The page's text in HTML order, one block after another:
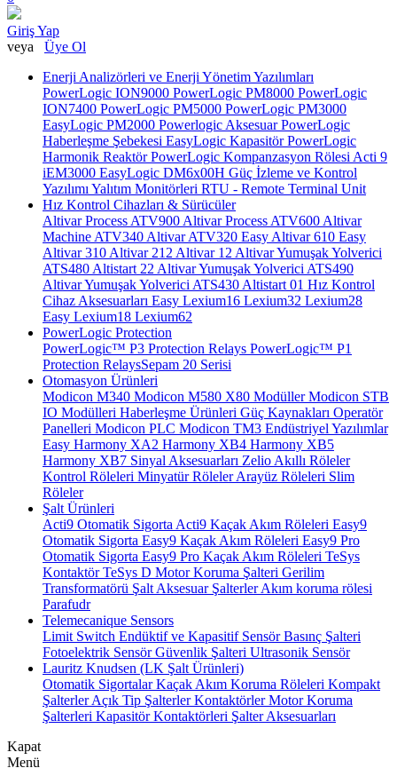
Giriş Yap
veya Üye Ol
Enerji Analizörleri ve Enerji Yönetim Yazılımları
PowerLogic ION9000 PowerLogic PM8000 PowerLogic
ION7400 PowerLogic PM5000 PowerLogic PM3000
EasyLogic PM2000 Powerlogic AksesuarPowerLogic
Haberleşme Şebekesi EasyLogic KapasitörPowerLogic
Harmonik ReaktörPowerLogic Kompanzasyon Rölesi Acti 9
iEM3000 EasyLogic DM6x00H Güç İzleme ve Kontrol
Yazılımı Yalıtım Monitörleri RTU - Remote Terminal Unit
Hız Kontrol Cihazları & Sürücüler
Altivar Process ATV900 Altivar Process ATV600 Altivar
Machine ATV340 Altivar ATV320 Easy Altivar 610 Easy
Altivar 310 Altivar 212 Altivar 12 Altivar Yumuşak Yolverici
ATS480 Altistart 22 Altivar Yumuşak Yolverici ATS490
Altivar Yumuşak Yolverici ATS430 Altistart 01 Hız Kontrol
Cihaz Aksesuarları Easy Lexium16 Lexium32 Lexium28
Easy Lexium18 Lexium62
PowerLogic Protection
PowerLogic™ P3 Protection Relays PowerLogic™ P1
Protection Relays​Sepam 20 Serisi
Otomasyon Ürünleri
Modicon M340 Modicon M580 X80 ModüllerModicon STB
IO Modülleri Haberleşme Ürünleri Güç Kaynakları Operatör
Panelleri Modicon PLC Modicon TM3 Endüstriyel Yazılımlar
Easy Harmony XA2 Harmony XB4 Harmony XB5
Harmony XB7 Sinyal Aksesuarları Zelio Akıllı Röleler
Kontrol Röleleri Minyatür RölelerArayüz Röleleri Slim
Röleler
Şalt Ürünleri
Acti9 Otomatik Sigorta Acti9 Kaçak Akım Röleleri Easy9
Otomatik Sigorta Easy9 Kaçak Akım Röleleri Easy9 Pro
Otomatik Sigorta Easy9 Pro Kaçak Akım Röleleri TeSys
KontaktörTeSys D Motor Koruma Şalteri Gerilim
Transformatörü Şalt Aksesuar ŞalterlerAkım koruma rölesi
Parafudr
Telemecanique Sensors
Limit Switch Endüktif ve Kapasitif SensörBasınç Şalteri
Fotoelektrik SensörGüvenlik Şalteri Ultrasonik Sensör
Lauritz Knudsen (LK Şalt Ürünleri)
Otomatik SigortalarKaçak Akım Koruma Röleleri Kompakt
ŞalterlerAçık Tip ŞalterlerKontaktörlerMotor Koruma
Şalterleri Kapasitör Kontaktörleri Şalter Aksesuarları
Kapat
Menü